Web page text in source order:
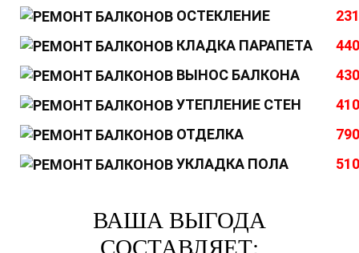
ОСТЕКЛЕНИЕ
КЛАДКА ПАРАПЕТА
ВЫНОС БАЛКОНА
УТЕПЛЕНИЕ СТЕН
ОТДЕЛКА
УКЛАДКА ПОЛА
ВАША ВЫГОДА
СОСТАВЛЯЕТ: